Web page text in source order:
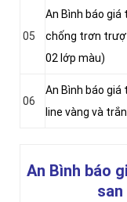
05
An Bình báo
chống trơn
02 lớp màu)
06
An Bình báo
line vàng và
An Bình báo
san